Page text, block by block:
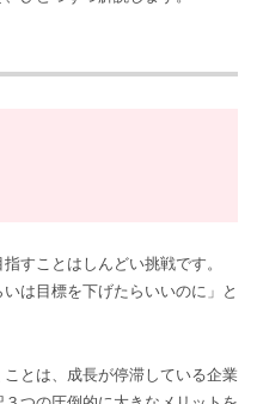
すことはしんどい挑戦です。
は目標を下げたらいいのに」と
とは、成長が停滞している企業